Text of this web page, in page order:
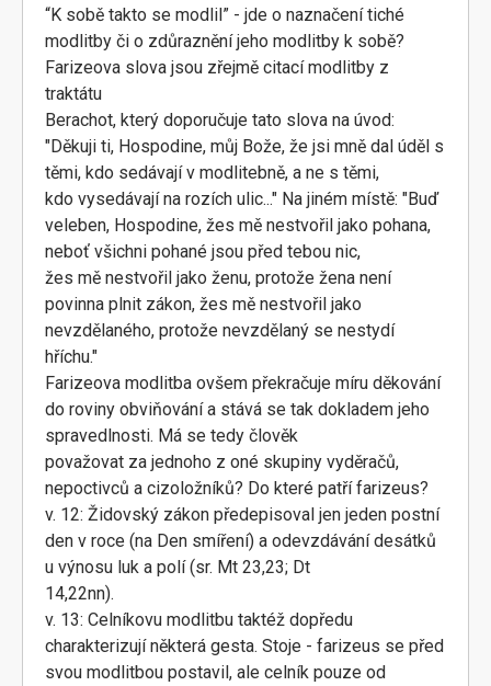
“K sobě takto se modlil” - jde o naznačení tiché
modlitby či o zdůraznění jeho modlitby k sobě?
Farizeova slova jsou zřejmě citací modlitby z
traktátu
Berachot, který doporučuje tato slova na úvod:
"Děkuji ti, Hospodine, můj Bože, že jsi mně dal úděl s
těmi, kdo sedávají v modlitebně, a ne s těmi,
kdo vysedávají na rozích ulic..." Na jiném místě: "Buď
veleben, Hospodine, žes mě nestvořil jako pohana,
neboť všichni pohané jsou před tebou nic,
žes mě nestvořil jako ženu, protože žena není
povinna plnit zákon, žes mě nestvořil jako
nevzdělaného, protože nevzdělaný se nestydí
hříchu."
Farizeova modlitba ovšem překračuje míru děkování
do roviny obviňování a stává se tak dokladem jeho
spravedlnosti. Má se tedy člověk
považovat za jednoho z oné skupiny vyděračů,
nepoctivců a cizoložníků? Do které patří farizeus?
v. 12: Židovský zákon předepisoval jen jeden postní
den v roce (na Den smíření) a odevzdávání desátků
u výnosu luk a polí (sr. Mt 23,23; Dt
14,22nn).
v. 13: Celníkovu modlitbu taktéž dopředu
charakterizují některá gesta. Stoje - farizeus se před
svou modlitbou postavil, ale celník pouze od